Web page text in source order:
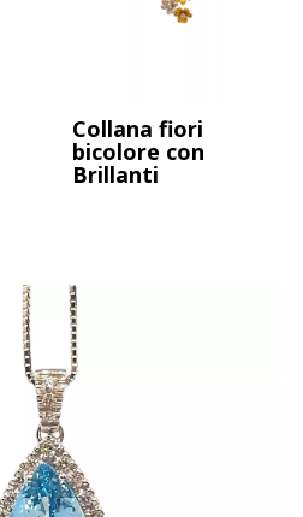
con Brillanti
Collana fiori
bicolore con
Brillanti